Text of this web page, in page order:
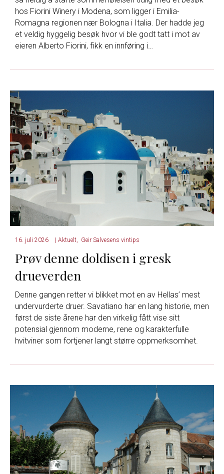
hos Fiorini Winery i Modena, som ligger i Emilia-
Romagna regionen nær Bologna i Italia. Der hadde jeg
et veldig hyggelig besøk hvor vi ble godt tatt i mot av
eieren Alberto Fiorini, fikk en innføring i…
16. juli 2026 | Aktuelt Geir Salvesens vintips
Prøv denne doldisen i gresk
drueverden
Denne gangen retter vi blikket mot en av Hellas’ mest
undervurderte druer. Savatiano har en lang historie, men
først de siste årene har den virkelig fått vise sitt
potensial gjennom moderne, rene og karakterfulle
hvitviner som fortjener langt større oppmerksomhet.